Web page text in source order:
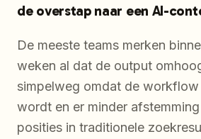
de overstap naar een AI-
De meeste teams merken
weken al dat de output
simpelweg omdat de
wordt en er minder
posities in traditionele